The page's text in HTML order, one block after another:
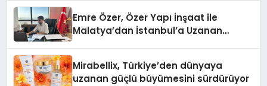
Emre Özer, Özer Yapı İnşaat ile
Malatya’dan İstanbul’a Uzanan
Mirabellix, Türkiye’den dünyaya
uzanan güçlü büyümesini sürdürüyor